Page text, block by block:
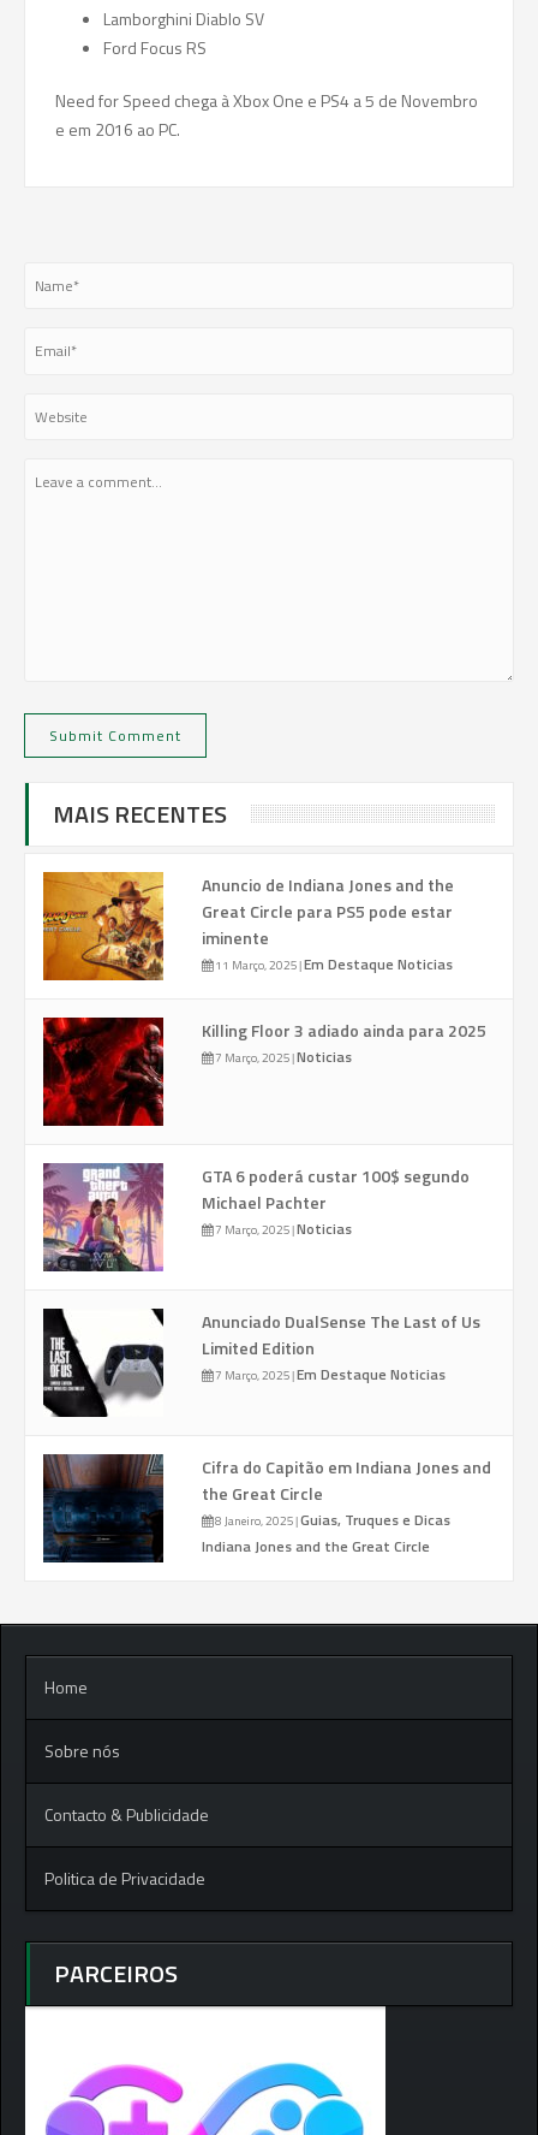
Lamborghini Diablo SV
Ford Focus RS
Need for Speed chega à Xbox One e PS4 a 5 de Novembro
e em 2016 ao PC.
MAIS RECENTES
Anuncio de Indiana Jones and the
Great Circle para PS5 pode estar
iminente
11 Março, 2025|Em Destaque Noticias
Killing Floor 3 adiado ainda para 2025
7 Março, 2025|Noticias
GTA 6 poderá custar 100$ segundo
Michael Pachter
7 Março, 2025|Noticias
Anunciado DualSense The Last of Us
Limited Edition
7 Março, 2025|Em Destaque Noticias
Cifra do Capitão em Indiana Jones and
the Great Circle
8 Janeiro, 2025|Guias, Truques e Dicas
Indiana Jones and the Great Circle
Home
Sobre nós
Contacto & Publicidade
Politica de Privacidade
PARCEIROS